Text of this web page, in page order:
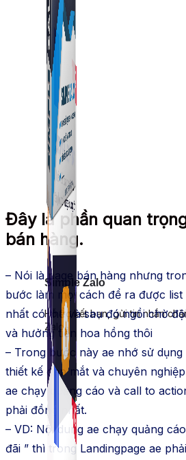
Simple Zalo
Hỗ trợ kết bạn, gửi tin nhắn
Zalo.
Đây là phần quan
bán hàng.
– Nói là page bán hàng nhưng
bước làm mọi cách để ra được
nhất có thể và sau đó ngồi chờ
và hưởng tiền hoa hồng thôi
– Trong bước này ae nhớ sử
thiết kế đẹp mắt và chuyên
ae chạy quảng cáo và call to
phải đồng nhất.
– VD: Nội dung ae chạy quảng
đãi ” thì trong Landingpage ae